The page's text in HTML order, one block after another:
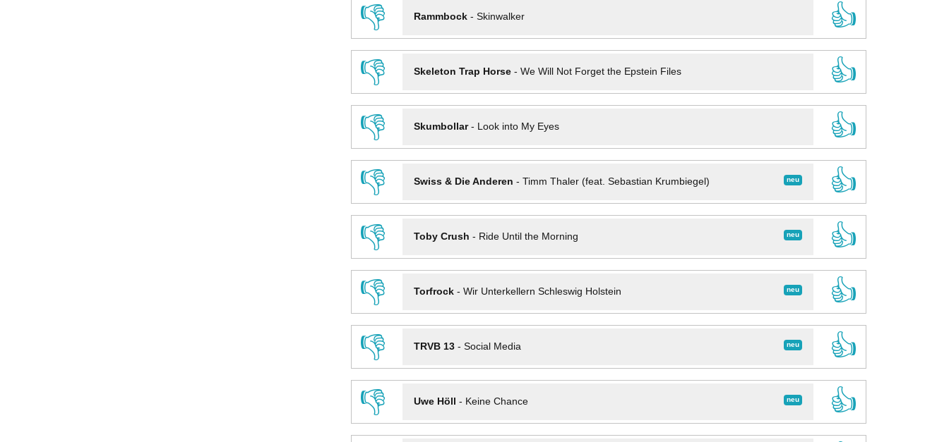
👎
Rammbock- Skinwalker
👍
👎
Skeleton Trap Horse- We Will Not Forget the Epstein Files
👍
👎
Skumbollar- Look into My Eyes
👍
👎
neu
Swiss & Die Anderen - Timm Thaler (feat. Sebastian Krumbiegel)
👍
👎
neu
Toby Crush - Ride Until the Morning
👍
👎
neu
Torfrock- Wir Unterkellern Schleswig Holstein
👍
👎
neu
TRVB 13- Social Media
👍
👎
neu
Uwe Höll - Keine Chance
👍